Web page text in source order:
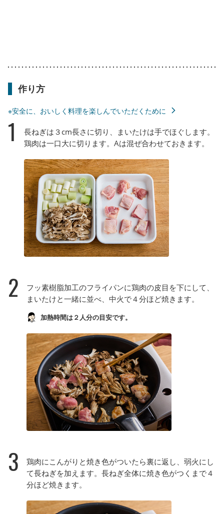
作り方
※安全に、おいしく料理を楽しんでいただくために
1
長ねぎは３cm長さに切り、まいたけは手でほぐします。
鶏肉は一口大に切ります。Aは混ぜ合わせておきます。
2
フッ素樹脂加工のフライパンに鶏肉の皮目を下にして、
まいたけと一緒に並べ、中火で４分ほど焼きます。
加熱時間は２人分の目安です。
3
鶏肉にこんがりと焼き色がついたら裏に返し、弱火にし
て長ねぎを加えます。長ねぎ全体に焼き色がつくまで４
分ほど焼きます。